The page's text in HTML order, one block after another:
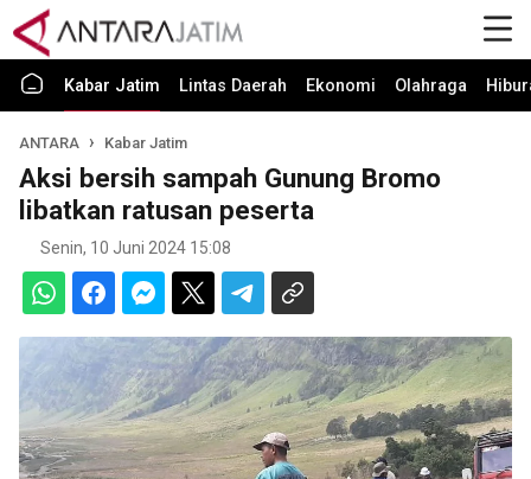
Kabar Jatim Lintas Daerah Ekonomi Olahraga
ANTARA Kabar Jatim
Aksi bersih sampah Gunung Bromo
libatkan ratusan peserta
Senin, 10 Juni 2024 15:08